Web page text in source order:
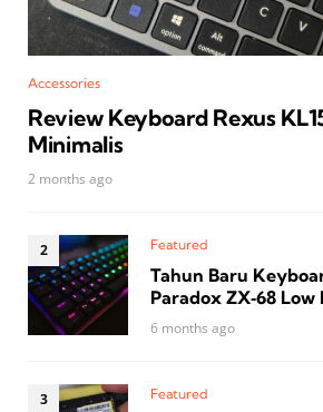
Accessories
Review Keyboard Rexus
Minimalis
2 months ago
Featured
Tahun Baru
Paradox ZX‑68 Low
6 months ago
Featured